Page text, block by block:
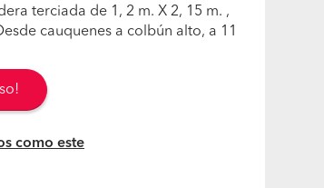
terciada de 1, 2 m. X 2, 15 m. ,
cauquenes a colbún alto, a 11
como este